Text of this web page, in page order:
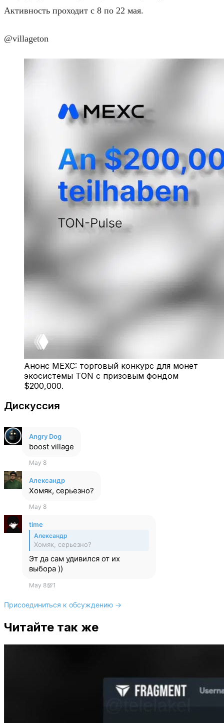
Активность проходит с 8 по 22 мая.
@villageton
Анонс MEXC: торговый конкурс для монет
экосистемы TON с призовым фондом
$200,000.
Дискуссия
Angry Dog
boost village
May 8
Александр
Хомяк, серьезно?
May 8
time
Александр
Хомяк, серьезно?
Эт да сам удивился от их
выбора ))
May 8💯1
Присоединиться к обсуждению →
Читайте так же